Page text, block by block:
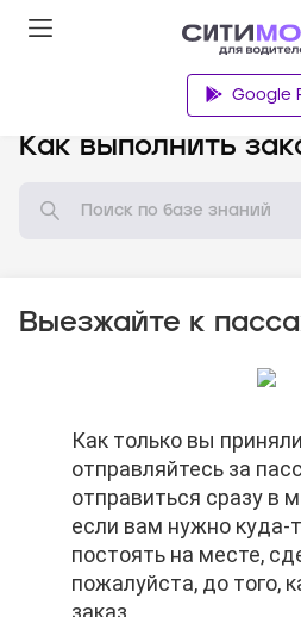
Google
Как выполнить
Выезжайте к
Нельзя просить
заказ.
Как только вы
отправляйтесь за
отправиться сразу в
если вам нужно куда-
постоять на месте,
пожалуйста, до того,
заказ.
Когда доберётесь до
нажимайте кнопку
момент вы
быть на месте. Если
заранее, то платное
сработает.
Нельзя просить
заказ.
Как только вы
отправляйтесь за
отправиться сразу в
если вам нужно куда-
постоять на месте,
пожалуйста, до того,
заказ.